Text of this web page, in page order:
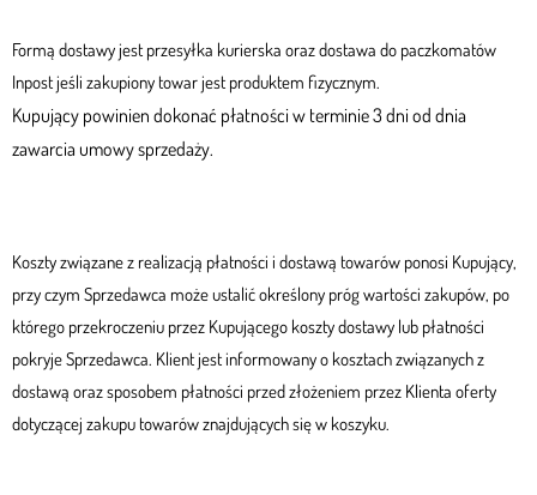
Formą dostawy jest przesyłka kurierska oraz dostawa do paczkomatów
Inpost jeśli zakupiony towar jest produktem fizycznym.
Kupujący powinien dokonać płatności w terminie 3 dni od dnia
zawarcia umowy sprzedaży.
Koszty związane z realizacją płatności i dostawą towarów ponosi Kupujący,
przy czym Sprzedawca może ustalić określony próg wartości zakupów, po
którego przekroczeniu przez Kupującego koszty dostawy lub płatności
pokryje Sprzedawca. Klient jest informowany o kosztach związanych z
dostawą oraz sposobem płatności przed złożeniem przez Klienta oferty
dotyczącej zakupu towarów znajdujących się w koszyku.